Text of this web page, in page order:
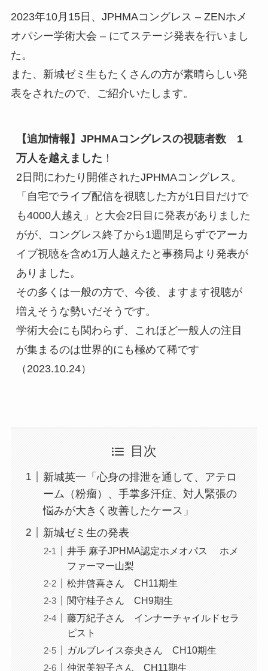
2023年10月15日、JPHMAコングレス – ZENホメ
オパシー学術大会 – にてステージ発表を行いまし
た。
また、新城ゼミ生もたくさんの方が素晴らしい発
表をされたので、ご紹介いたします。
【追加情報】JPHMAコングレスの視聴者数　1
万人を越えました ！
2日間にわたり開催されたJPHMAコングレス。
「自宅でライブ配信を視聴した方が1日目だけで
も4000人越え」と大会2日目に発表がありました
がが、コングレス終了から1週間足らずでアーカ
イブ視聴を含め1万人越えたと事務局より発表が
ありました。
その多くは一般の方で、今後、ますます視聴が
増えそうな勢いだそうです。
学術大会にも関わらず、これほど一般人の注目
が集まるのは世界的にも極めて稀です
（2023.10.24）
目次
新城英一「心身の排泄を通して、アテロ
ーム（粉瘤）、手掌多汗症、対人緊張の
悩みが大きく改善したケース」
新城ゼミ生の発表
井手 麻子JPHMA認定ホメオパス ホメ
ファーマー山梨
松井啓喜さん CH11期生
関守桂子さん CH9期生
藤万紀子さん インナーチャイルドセラ
ピスト
ガルブレイス奈央さん CH10期生
仲沢美智子さん CH11期生